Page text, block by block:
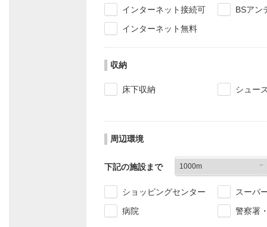
インターネット接続可
BSアン
インターネット無料
収納
床下収納 シュー
周辺環境
下記の施設まで
ショッピングセンター
スーパ
病院
警察署